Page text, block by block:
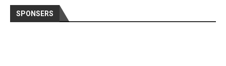
SPONSERS